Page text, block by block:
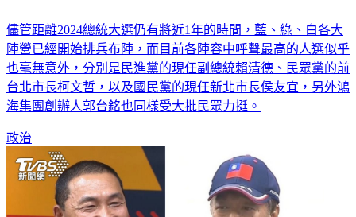
儘管距離2024總統大選仍有將近1年的時間，藍、綠、白各大
陣營已經開始排兵布陣，而目前各陣容中呼聲最高的人選似乎
也毫無意外，分別是民進黨的現任副總統賴清德、民眾黨的前
台北市長柯文哲，以及國民黨的現任新北市長侯友宜，另外鴻
政治